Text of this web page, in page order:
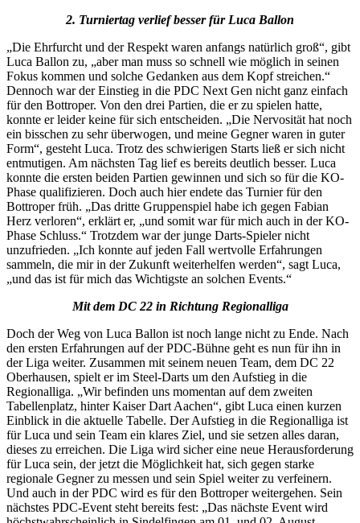
2. Turniertag verlief besser für Luca Ballon
„Die Ehrfurcht und der Respekt waren anfangs natürlich groß“, gibt
Luca Ballon zu, „aber man muss so schnell wie möglich in seinen
Fokus kommen und solche Gedanken aus dem Kopf streichen.“
Dennoch war der Einstieg in die PDC Next Gen nicht ganz einfach
für den Bottroper. Von den drei Partien, die er zu spielen hatte,
konnte er leider keine für sich entscheiden. „Die Nervosität hat noch
ein bisschen zu sehr überwogen, und meine Gegner waren in guter
Form“, gesteht Luca. Trotz des schwierigen Starts ließ er sich nicht
entmutigen. Am nächsten Tag lief es bereits deutlich besser. Luca
konnte die ersten beiden Partien gewinnen und sich so für die KO-
Phase qualifizieren. Doch auch hier endete das Turnier für den
Bottroper früh. „Das dritte Gruppenspiel habe ich gegen Fabian
Herz verloren“, erklärt er, „und somit war für mich auch in der KO-
Phase Schluss.“ Trotzdem war der junge Darts-Spieler nicht
unzufrieden. „Ich konnte auf jeden Fall wertvolle Erfahrungen
sammeln, die mir in der Zukunft weiterhelfen werden“, sagt Luca,
„und das ist für mich das Wichtigste an solchen Events.“
Mit dem DC 22 in Richtung Regionalliga
Doch der Weg von Luca Ballon ist noch lange nicht zu Ende. Nach
den ersten Erfahrungen auf der PDC-Bühne geht es nun für ihn in
der Liga weiter. Zusammen mit seinem neuen Team, dem DC 22
Oberhausen, spielt er im Steel-Darts um den Aufstieg in die
Regionalliga. „Wir befinden uns momentan auf dem zweiten
Tabellenplatz, hinter Kaiser Dart Aachen“, gibt Luca einen kurzen
Einblick in die aktuelle Tabelle. Der Aufstieg in die Regionalliga ist
für Luca und sein Team ein klares Ziel, und sie setzen alles daran,
dieses zu erreichen. Die Liga wird sicher eine neue Herausforderung
für Luca sein, der jetzt die Möglichkeit hat, sich gegen starke
regionale Gegner zu messen und sein Spiel weiter zu verfeinern.
Und auch in der PDC wird es für den Bottroper weitergehen. Sein
nächstes PDC-Event steht bereits fest: „Das nächste Event wird